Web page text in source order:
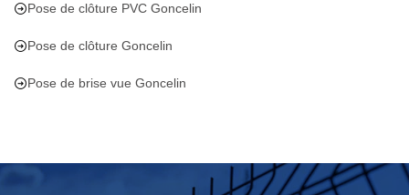
Pose de clôture PVC Goncelin
Pose de clôture Goncelin
Pose de brise vue Goncelin